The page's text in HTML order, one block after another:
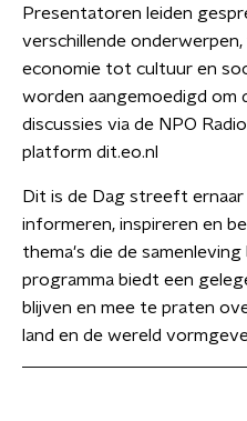
Presentatoren leiden
verschillende
economie tot cultuur en
worden aangemoedigd om
discussies via de NPO
platform dit.eo.nl
Dit is de Dag streeft
informeren, inspireren en
thema's die de
programma biedt een
blijven en mee te praten
land en de wereld